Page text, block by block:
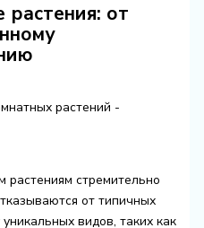
растения: от
растениям стремительно
от типичных
видов, таких как